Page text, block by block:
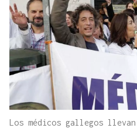
Los médicos gallegos